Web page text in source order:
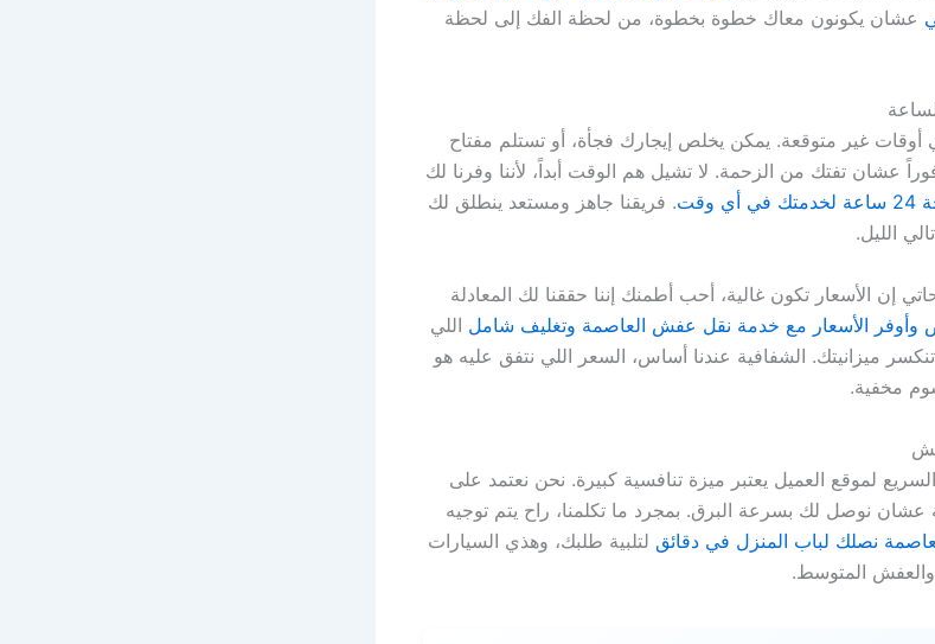
عشان يكونون معاك خطوة بخطوة، من لحظة الفك إلى لحظة
غير متوقعة. يمكن يخلص إيجارك فجأة، أو تستلم مفتاح
عشان تفتك من الزحمة. لا تشيل هم الوقت أبداً، لأننا وفرنا لك
. فريقنا جاهز ومستعد ينطلق لك
الليل.
إن الأسعار تكون غالية، أحب أطمنك إننا حققنا لك المعادلة
وأوفر الأسعار مع خدمة نقل عفش العاصمة وتغليف شامل اللي
ميزانيتك. الشفافية عندنا أساس، السعر اللي نتفق عليه هو
مخفية.
لموقع العميل يعتبر ميزة تنافسية كبيرة. نحن نعتمد على
عشان نوصل لك بسرعة البرق. بمجرد ما تكلمنا، راح يتم توجيه
نصلك لباب المنزل في دقائق لتلبية طلبك، وهذي السيارات
والعفش المتوسط.